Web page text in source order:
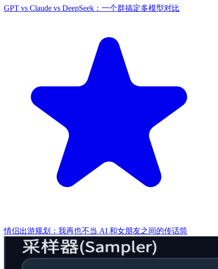
GPT vs Claude vs DeepSeek：一个群搞定多模型对比
情侣出游规划：我再也不当 AI 和女朋友之间的传话筒